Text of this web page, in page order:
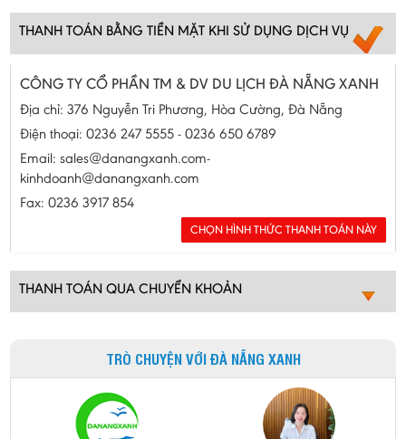
THANH TOÁN BẰNG TIỀN MẶT KHI SỬ DỤNG DỊCH VỤ
CÔNG TY CỔ PHẦN TM & DV DU LỊCH ĐÀ NẴNG XANH
Địa chỉ: 376 Nguyễn Tri Phương, Hòa Cường, Đà Nẵng
Điện thoại: 0236 247 5555 - 0236 650 6789
Email: sales@danangxanh.com-
kinhdoanh@danangxanh.com
Fax: 0236 3917 854
THANH TOÁN QUA CHUYỂN KHOẢN
TRÒ CHUYỆN VỚI ĐÀ NẴNG XANH